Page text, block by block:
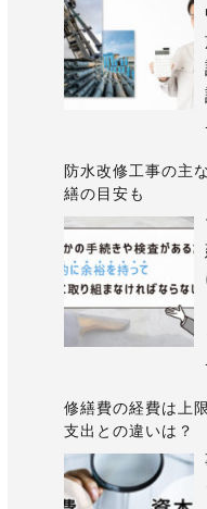
防水改修工事の主
繕の目安も
修繕費の経費は上
支出との違いは？